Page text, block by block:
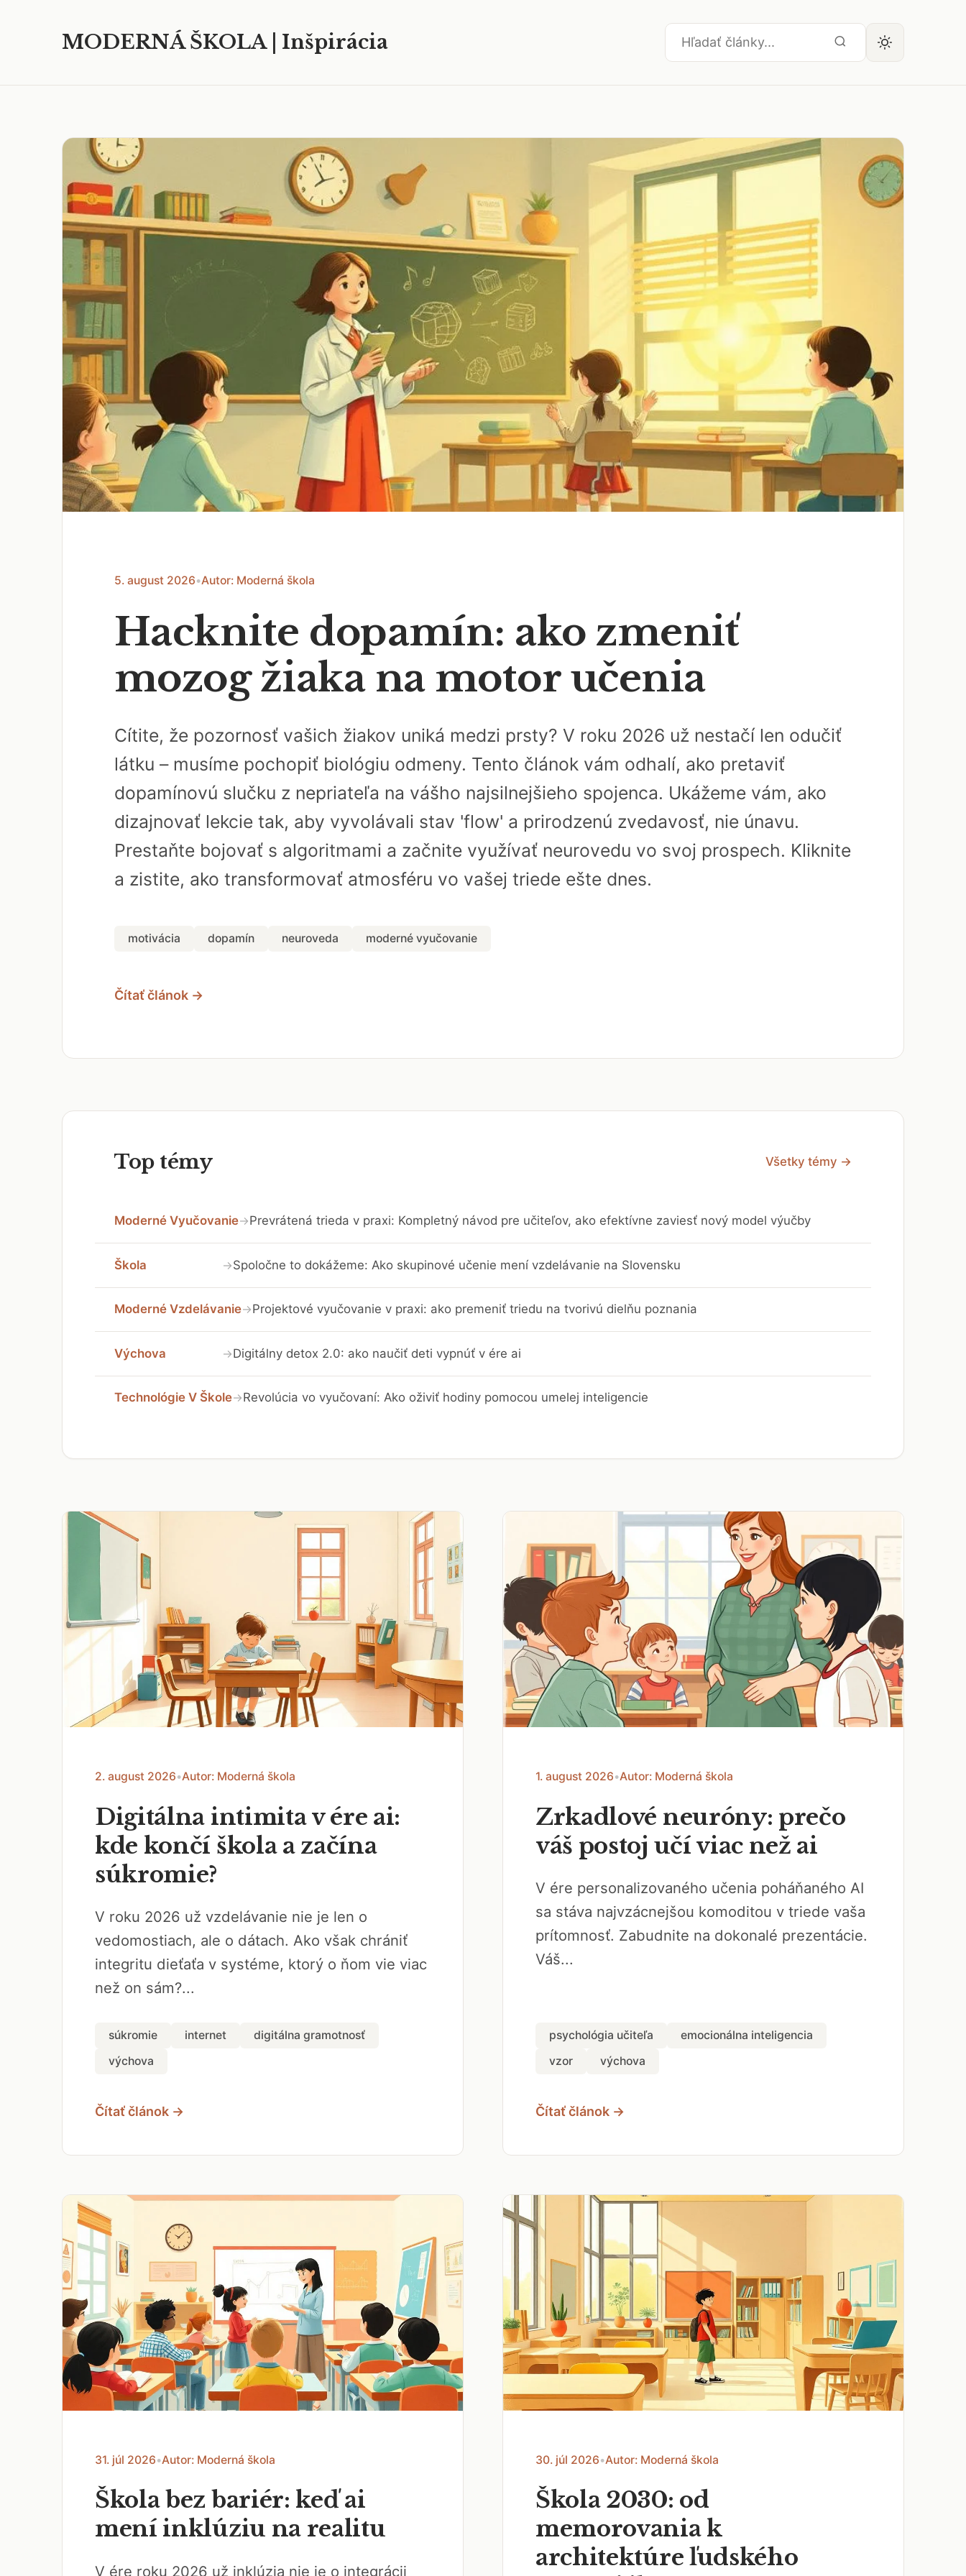
MODERNÁ ŠKOLA | Inšpirácia
5. august 2026•Autor: Moderná škola
Hacknite dopamín: ako zmeniť
mozog žiaka na motor učenia
Cítite, že pozornosť vašich žiakov uniká medzi prsty? V roku 2026 už nestačí len odučiť
látku – musíme pochopiť biológiu odmeny. Tento článok vám odhalí, ako pretaviť
dopamínovú slučku z nepriateľa na vášho najsilnejšieho spojenca. Ukážeme vám, ako
dizajnovať lekcie tak, aby vyvolávali stav 'flow' a prirodzenú zvedavosť, nie únavu.
Prestaňte bojovať s algoritmami a začnite využívať neurovedu vo svoj prospech. Kliknite
a zistite, ako transformovať atmosféru vo vašej triede ešte dnes.
motivácia dopamín neuroveda moderné vyučovanie
Čítať článok →
Top témy Všetky témy →
Moderné Vyučovanie→Prevrátená trieda v praxi: Kompletný návod pre učiteľov, ako efektívne zaviesť nový model výučby
Škola →Spoločne to dokážeme: Ako skupinové učenie mení vzdelávanie na Slovensku
Moderné Vzdelávanie→Projektové vyučovanie v praxi: ako premeniť triedu na tvorivú dielňu poznania
Výchova →Digitálny detox 2.0: ako naučiť deti vypnúť v ére ai
Technológie V Škole→Revolúcia vo vyučovaní: Ako oživiť hodiny pomocou umelej inteligencie
2. august 2026•Autor: Moderná škola
Digitálna intimita v ére ai:
kde končí škola a začína
súkromie?
V roku 2026 už vzdelávanie nie je len o
vedomostiach, ale o dátach. Ako však chrániť
integritu dieťaťa v systéme, ktorý o ňom vie viac
než on sám?...
súkromie internet
digitálna gramotnosť
výchova
Čítať článok →
1. august 2026•Autor: Moderná škola
Zrkadlové neuróny: prečo
váš postoj učí viac než ai
V ére personalizovaného učenia poháňaného AI
sa stáva najvzácnejšou komoditou v triede vaša
prítomnosť. Zabudnite na dokonalé prezentácie.
Váš...
psychológia učiteľa
emocionálna inteligencia
vzor
výchova
Čítať článok →
31. júl 2026•Autor: Moderná škola
Škola bez bariér: keď ai
mení inklúziu na realitu
V ére roku 2026 už inklúzia nie je o integrácii
30. júl 2026•Autor: Moderná škola
Škola 2030: od
memorovania k
architektúre ľudského